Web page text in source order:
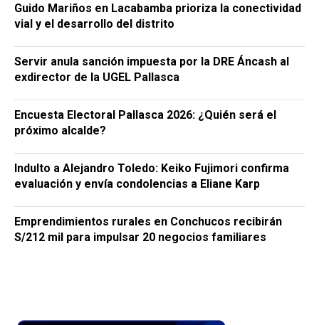
Guido Mariños en Lacabamba prioriza la conectividad
vial y el desarrollo del distrito
Servir anula sanción impuesta por la DRE Áncash al
exdirector de la UGEL Pallasca
Encuesta Electoral Pallasca 2026: ¿Quién será el
próximo alcalde?
Indulto a Alejandro Toledo: Keiko Fujimori confirma
evaluación y envía condolencias a Eliane Karp
Emprendimientos rurales en Conchucos recibirán
S/212 mil para impulsar 20 negocios familiares